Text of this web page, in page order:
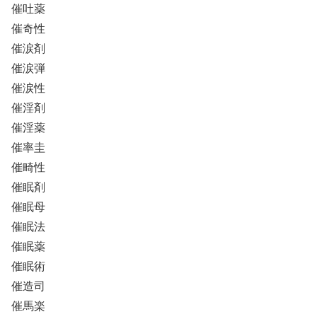
催吐薬
催奇性
催涙剤
催涙弾
催涙性
催淫剤
催淫薬
催率圭
催畸性
催眠剤
催眠母
催眠法
催眠薬
催眠術
催造司
催馬楽